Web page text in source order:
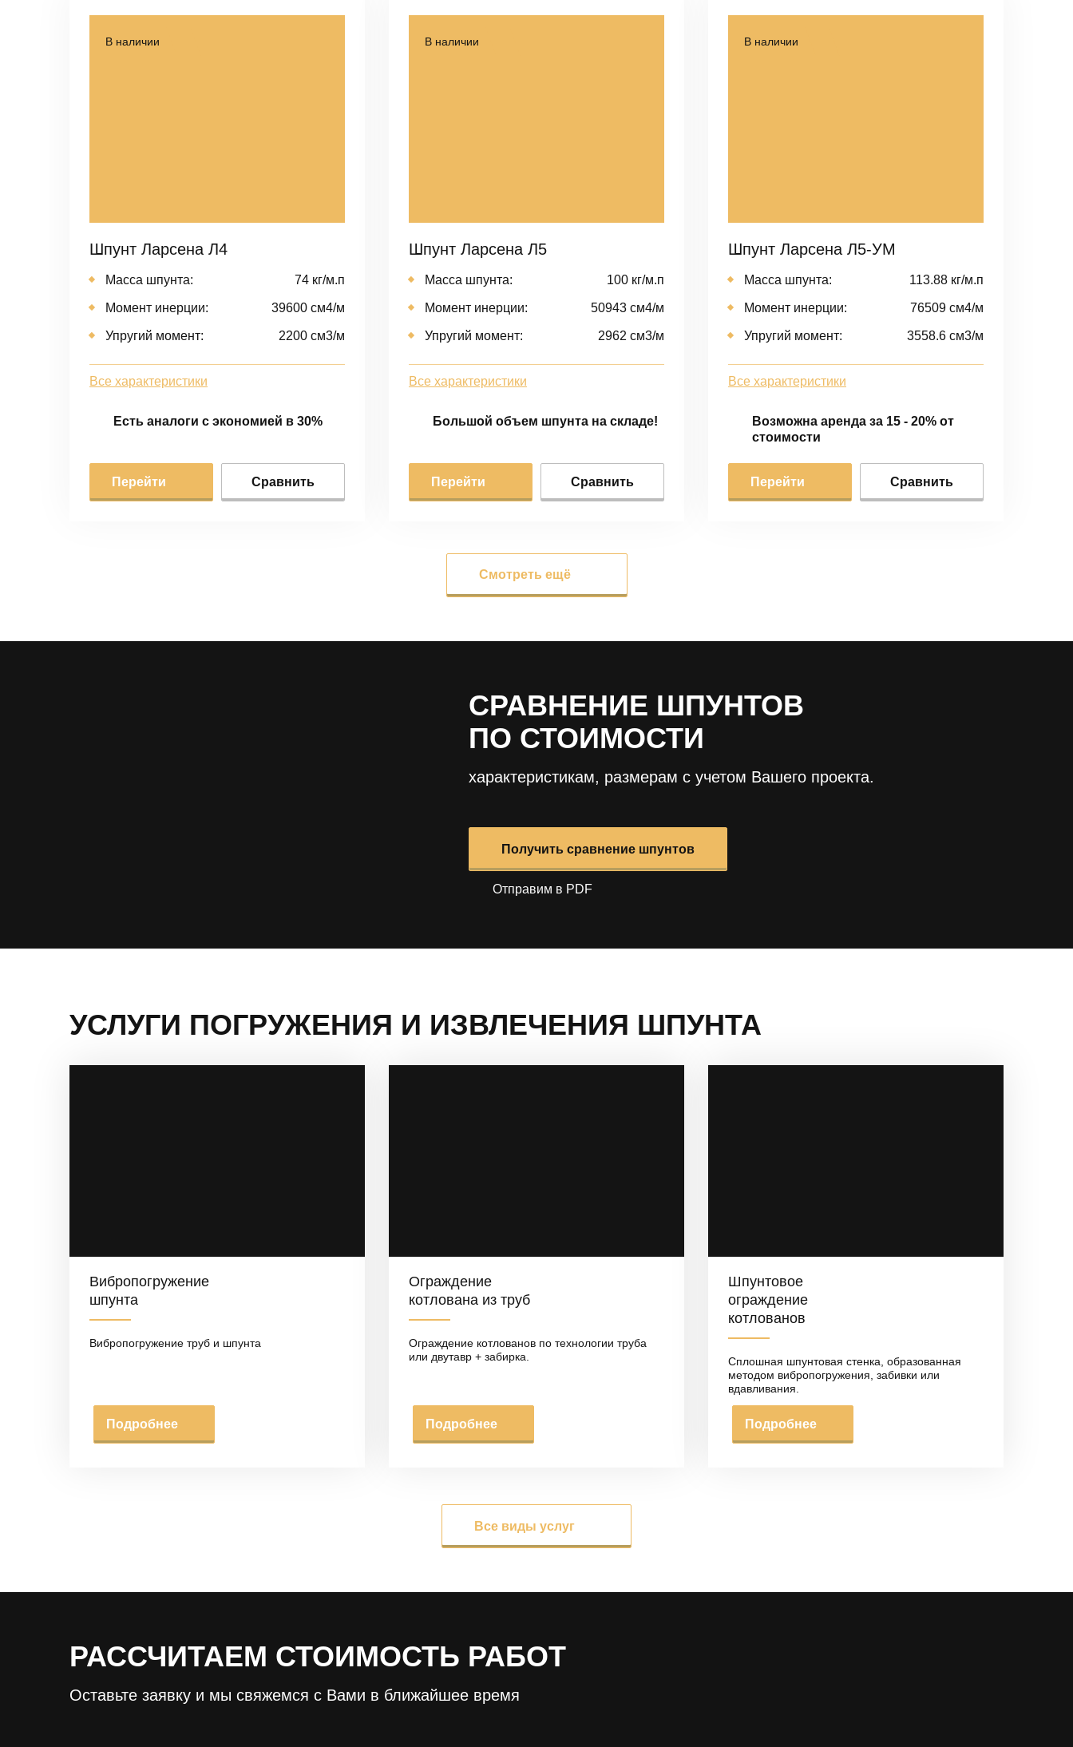
В наличии
Шпунт Ларсена Л4
Масса шпунта: 74 кг/м.п
Момент инерции: 39600 cм4/м
Упругий момент: 2200 cм3/м
Все характеристики
Есть аналоги с экономией в 30%
Перейти Сравнить
В наличии
Шпунт Ларсена Л5
Масса шпунта: 100 кг/м.п
Момент инерции: 50943 cм4/м
Упругий момент: 2962 cм3/м
Все характеристики
Большой объем шпунта на складе!
Перейти Сравнить
В наличии
Шпунт Ларсена Л5-УМ
Масса шпунта: 113.88 кг/м.п
Момент инерции: 76509 cм4/м
Упругий момент: 3558.6 cм3/м
Все характеристики
Возможна аренда за 15 - 20% от
стоимости
Перейти Сравнить
Смотреть ещё
СРАВНЕНИЕ ШПУНТОВ
ПО СТОИМОСТИ
характеристикам, размерам с учетом Вашего проекта.
Получить сравнение шпунтов
Отправим в PDF
УСЛУГИ ПОГРУЖЕНИЯ И ИЗВЛЕЧЕНИЯ ШПУНТА
Вибропогружение
шпунта
Вибропогружение труб и шпунта
Подробнее
Ограждение
котлована из труб
Ограждение котлованов по технологии труба
или двутавр + забирка.
Подробнее
Шпунтовое
ограждение
котлованов
Сплошная шпунтовая стенка, образованная
методом вибропогружения, забивки или
вдавливания.
Подробнее
Все виды услуг
РАССЧИТАЕМ СТОИМОСТЬ РАБОТ
Оставьте заявку и мы свяжемся с Вами в ближайшее время